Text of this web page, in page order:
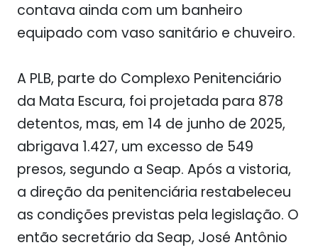
contava ainda com um banheiro
equipado com vaso sanitário e chuveiro.
A PLB, parte do Complexo Penitenciário
da Mata Escura, foi projetada para 878
detentos, mas, em 14 de junho de 2025,
abrigava 1.427, um excesso de 549
presos, segundo a Seap. Após a vistoria,
a direção da penitenciária restabeleceu
as condições previstas pela legislação. O
então secretário da Seap, José Antônio